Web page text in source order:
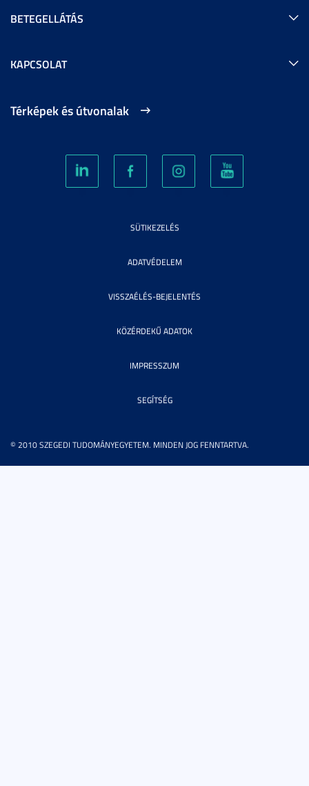
BETEGELLÁTÁS
KAPCSOLAT
Térképek és útvonalak
© 2010 SZEGEDI TUDOMÁNYEGYETEM. MINDEN JOG FENNTARTVA.
SÜTIKEZELÉS
ADATVÉDELEM
VISSZAÉLÉS-BEJELENTÉS
KÖZÉRDEKŰ ADATOK
IMPRESSZUM
SEGÍTSÉG